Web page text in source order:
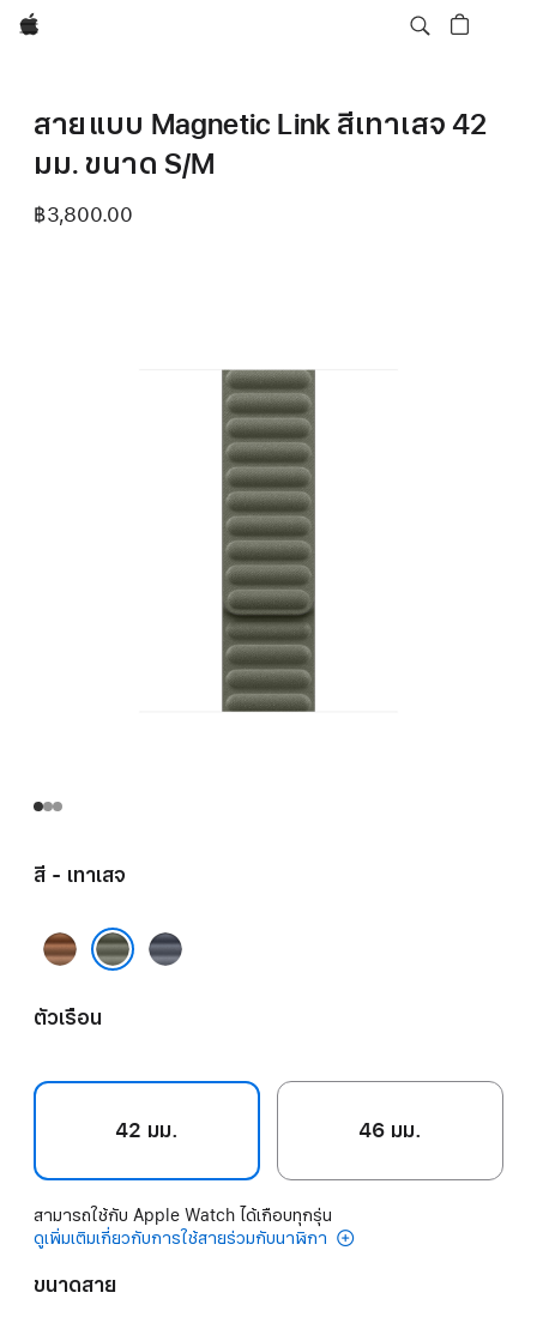
Apple
สายแบบ Magnetic Link สีเทาเสจ 42
มม. ขนาด S/M
฿3,800.00
สี - เทาเสจ
คารา
เมล
กรมท่า
ตัวเรือน
42 มม. 46 มม.
สามารถใช้กับ Apple Watch ได้เกือบทุกรุ่น
ดูเพิ่มเติมเกี่ยวกับการใช้สายร่วมกับนาฬิกา
ขนาดสาย